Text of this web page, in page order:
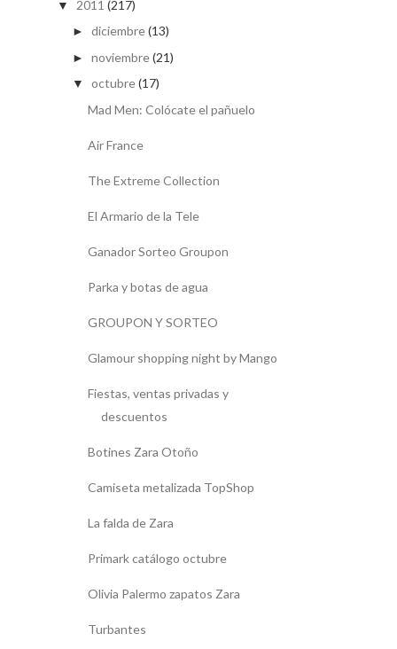
▼ 2011 (217)
► diciembre(13)
► noviembre(21)
▼ octubre(17)
Mad Men: Colócate el pañuelo
Air France
The Extreme Collection
El Armario de la Tele
Ganador Sorteo Groupon
Parka y botas de agua
GROUPON Y SORTEO
Glamour shopping night by Mango
Fiestas, ventas privadas y
descuentos
Botines Zara Otoño
Camiseta metalizada TopShop
La falda de Zara
Primark catálogo octubre
Olivia Palermo zapatos Zara
Turbantes